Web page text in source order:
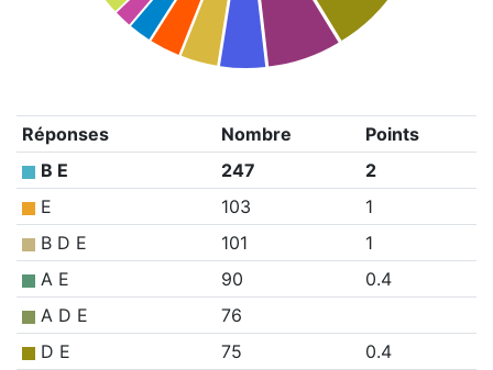
Réponses Nombre
Points
B E
247
2
E
103
1
B D E
101
1
A E
90
0.4
A D E
76
D E
75
0.4